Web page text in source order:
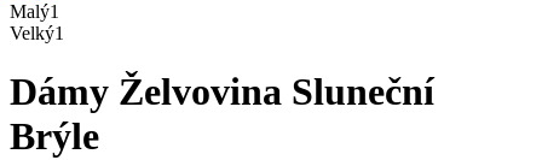
Malý1
Velký1
Dámy Želvovina Sluneční
Brýle